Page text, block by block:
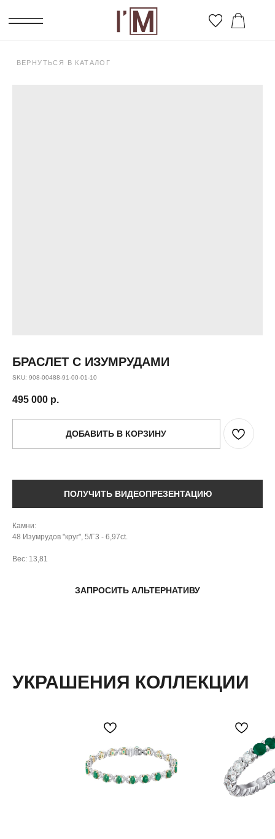
БРАСЛЕТ С ИЗУМРУДАМИ
SKU: 908-00488-91-00-01-10
495 000 р.
ДОБАВИТЬ В КОРЗИНУ
ПОЛУЧИТЬ ВИДЕОПРЕЗЕНТАЦИЮ
Камни:
48 Изумрудов "круг", 5/Г3 - 6,97ct.
Вес: 13,81
ЗАПРОСИТЬ АЛЬТЕРНАТИВУ
УКРАШЕНИЯ КОЛЛЕКЦИИ